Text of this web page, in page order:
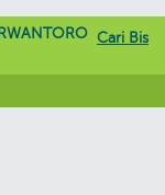
Cari Bis